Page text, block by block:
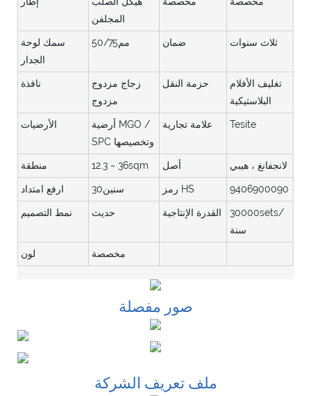
المجلفن
سمك لوحة
الجدار
مم50/75 ضمان ثلاث سنوات
نافذة
زجاج مزدوج
مزدوج
حزمة النقل
تغليف الأفلام
البلاستيكية
الأرضيات
أرضية MGO /
SPC وتخصيصها
علامة تجارية Tesite
منطقة 12.3 ~ 36sqm أصل لانجفانغ ، هيبي
ارفع امتداد سنين30 رمز HS 9406900090
نمط التصميم حديث القدرة الإنتاجية
30000sets/
سنة
لون مخصصة
صور مفصلة
ملف تعريف الشركة